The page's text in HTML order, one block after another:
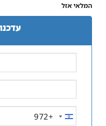
המלאי אזל
ISRAEL
+972